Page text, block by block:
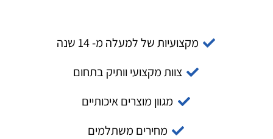
מקצועיות של למעלה מ- 14 שנה
צוות מקצועי וותיק בתחום
מגוון מוצרים איכותיים
מחירים משתלמים